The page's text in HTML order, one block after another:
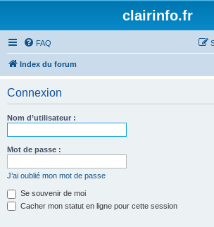
clairinfo.fr
FAQ
Index du forum
Connexion
Nom d’utilisateur :
Mot de passe :
J’ai oublié mon mot de passe
Se souvenir de moi
Cacher mon statut en ligne pour cette session